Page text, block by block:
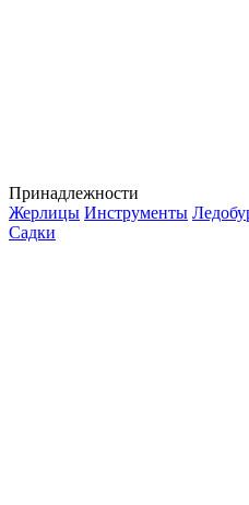
Принадлежности
Жерлицы Инструменты
Садки